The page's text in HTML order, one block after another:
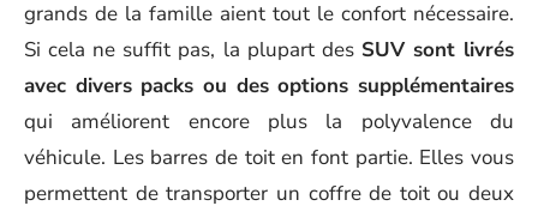
grands de la famille aient tout le confort nécessaire.
Si cela ne suffit pas, la plupart des SUV sont livrés
avec divers packs ou des options supplémentaires
qui améliorent encore plus la polyvalence du
véhicule. Les barres de toit en font partie. Elles vous
permettent de transporter un coffre de toit ou deux